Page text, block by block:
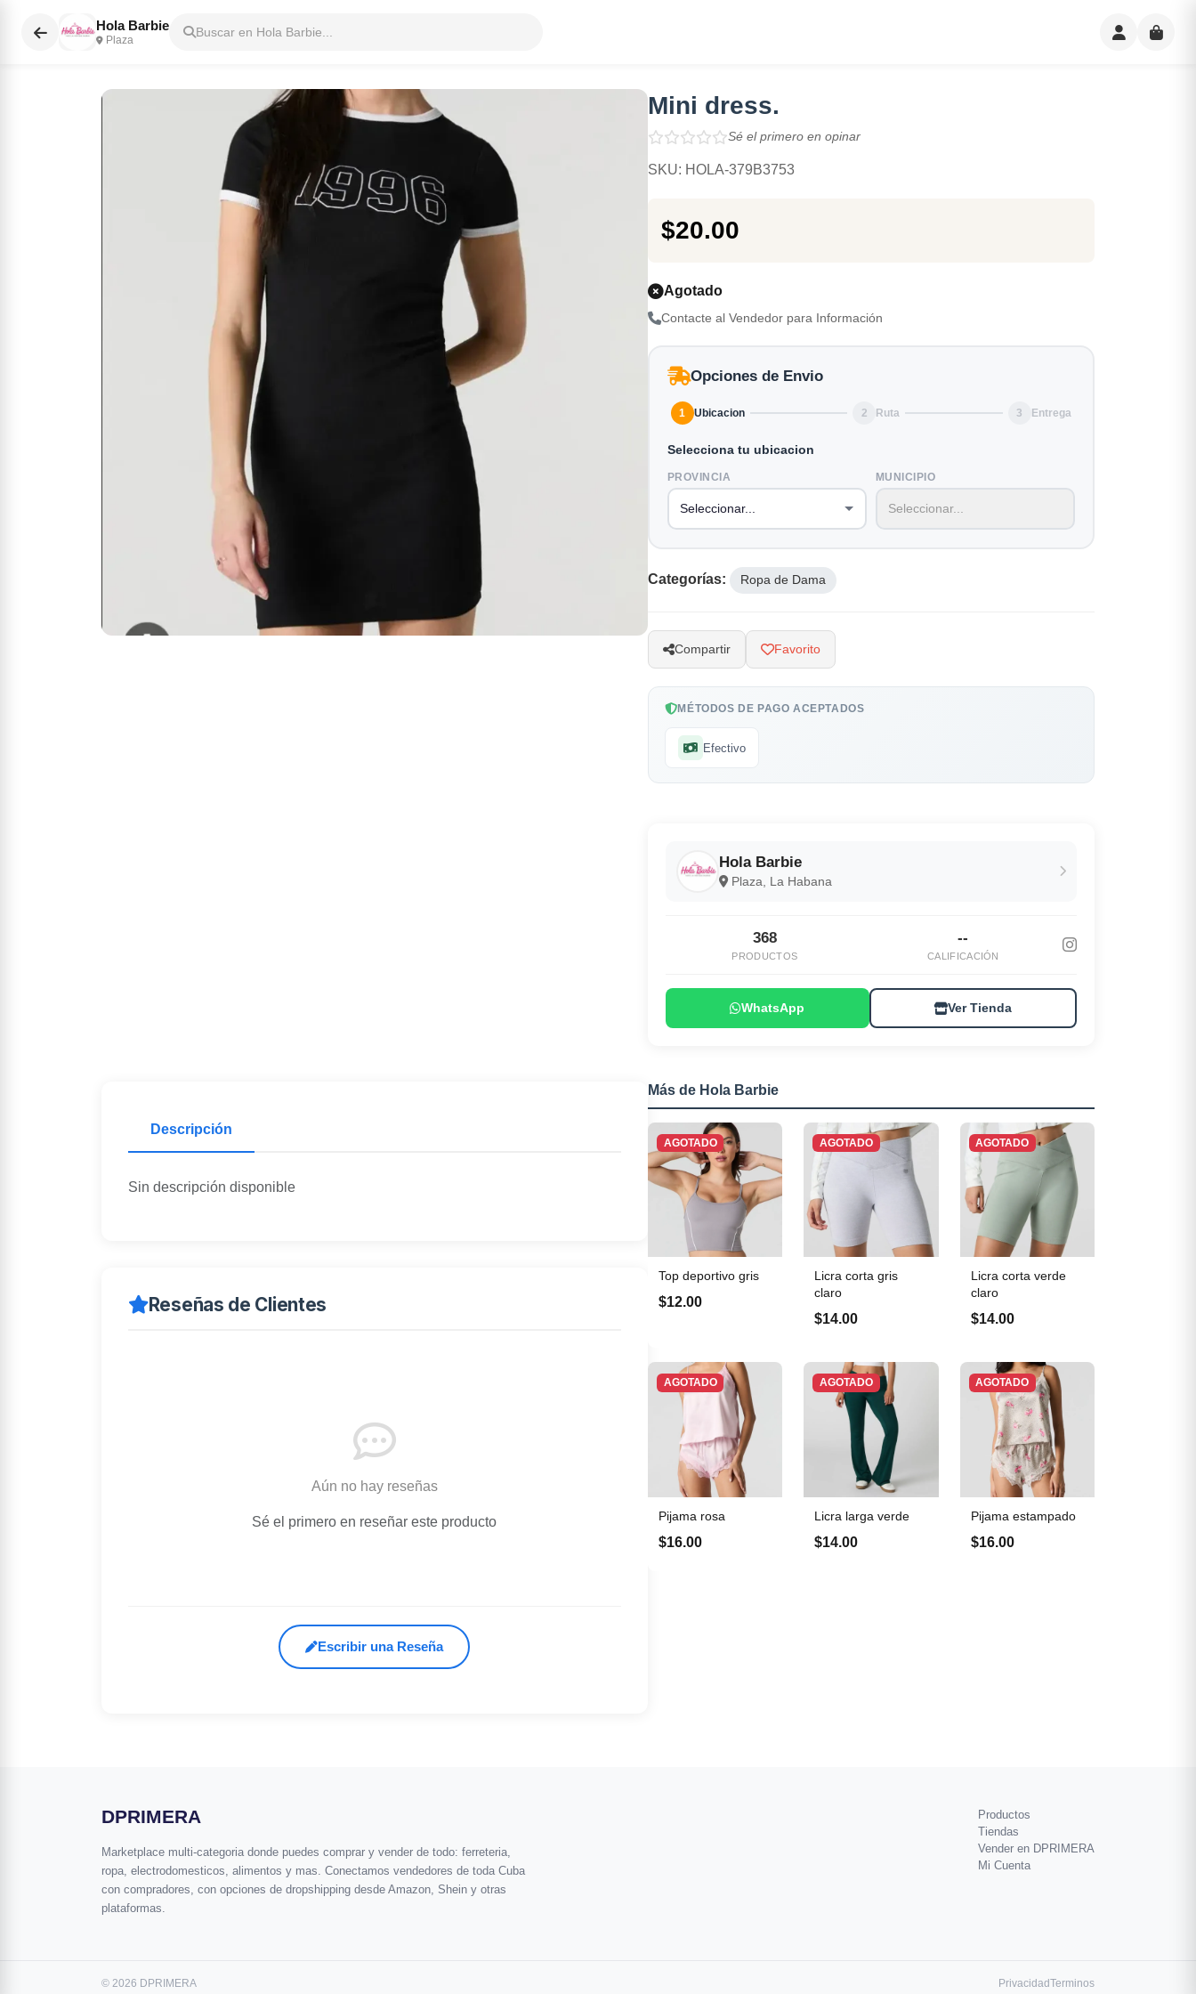
Hola Barbie
Plaza
Buscar en Hola Barbie...
Mini dress.
Sé el primero en opinar
SKU: HOLA-379B3753
$20.00
Agotado
Contacte al Vendedor para Información
Opciones de Envio
1 Ubicacion 2 Ruta 3 Entrega
Selecciona tu ubicacion
PROVINCIA MUNICIPIO
Categorías: Ropa de Dama
Compartir Favorito
MÉTODOS DE PAGO ACEPTADOS
Efectivo
Hola Barbie
Plaza, La Habana
368
PRODUCTOS
--
CALIFICACIÓN
WhatsApp Ver Tienda
Descripción
Sin descripción disponible
Reseñas de Clientes
Aún no hay reseñas
Sé el primero en reseñar este producto
Escribir una Reseña
Más de Hola Barbie
AGOTADO
Top deportivo gris
$12.00
AGOTADO
Licra corta gris
claro
$14.00
AGOTADO
Licra corta verde
claro
$14.00
AGOTADO
Pijama rosa
$16.00
AGOTADO
Licra larga verde
$14.00
AGOTADO
Pijama estampado
$16.00
DPRIMERA
Marketplace multi-categoria donde puedes comprar y vender de todo: ferreteria,
ropa, electrodomesticos, alimentos y mas. Conectamos vendedores de toda Cuba
con compradores, con opciones de dropshipping desde Amazon, Shein y otras
plataformas.
Productos
Tiendas
Vender en DPRIMERA
Mi Cuenta
© 2026 DPRIMERA PrivacidadTerminos